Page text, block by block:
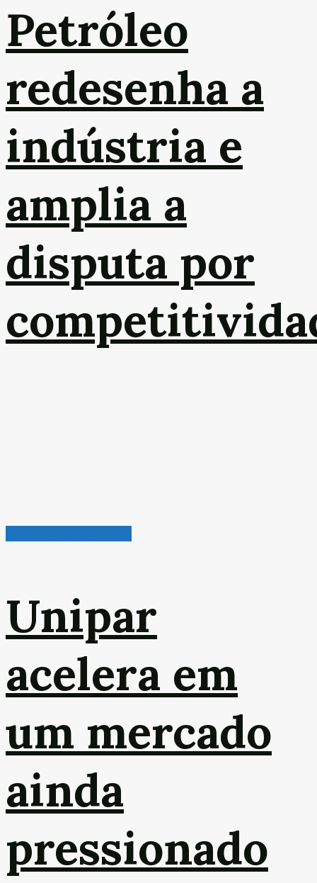
Petróleo
redesenha a
indústria e
amplia a
disputa por
Unipar
acelera em
um mercado
ainda
pressionado